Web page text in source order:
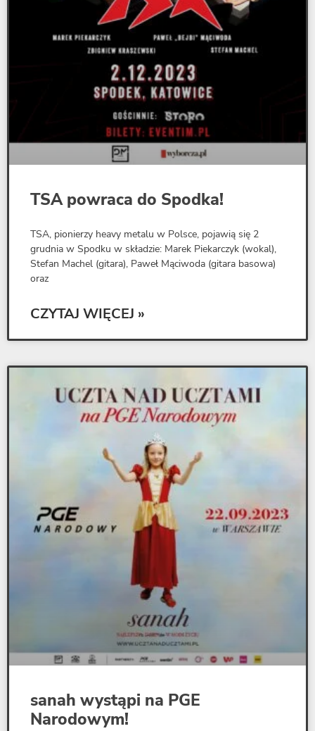
TSA powraca do Spodka!
TSA, pionierzy heavy metalu w Polsce, pojawią się 2
grudnia w Spodku w składzie: Marek Piekarczyk (wokal),
Stefan Machel (gitara), Paweł Mąciwoda (gitara basowa)
oraz
CZYTAJ WIĘCEJ »
sanah wystąpi na PGE
Narodowym!